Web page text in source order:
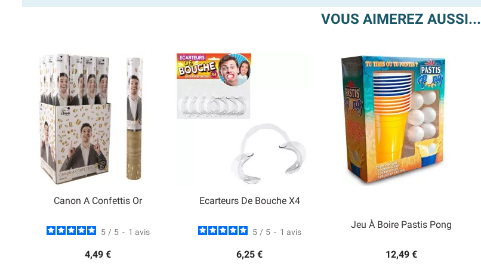
VOUS AIMEREZ AUSSI...
Canon A Confettis Or
5 / 5 - 1 avis
4,49 €
Ecarteurs De Bouche X4
5 / 5 - 1 avis
6,25 €
Jeu À Boire Pastis Pong
12,49 €